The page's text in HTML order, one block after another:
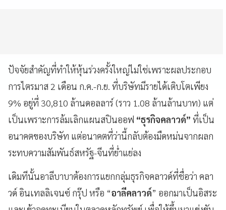
ปัจจัยสำคัญที่ทำให้หุ้นร่วงครั้งใหญ่ไม่ใช่เพราะผลประกอบ
การไตรมาส 2 เดือน ก.ค.-ก.ย. ที่บริษัทมีรายได้เติบโตเพียง
9% อยู่ที่ 30,810 ล้านดอลลาร์ (ราว 1.08 ล้านล้านบาท) แต่
เป็นเพราะการล้มเลิกแผนสปินออฟ “ธุรกิจคลาวด์” ที่เป็น
อนาคตของบริษัท แต่อนาคตที่ว่านี้กลับต้องมืดหม่นจากผลก
ระทบความสัมพันธ์สหรัฐ-จีนที่ย่ำแย่ลง
เดิมทีนั้นอาลีบาบาต้องการแยกกลุ่มธุรกิจคลาวด์ที่ชื่อว่า คลา
วด์ อินเทลลิเจนซ์ กรุ๊ป หรือ “อาลีคลาวด์” ออกมาเป็นอิสระ